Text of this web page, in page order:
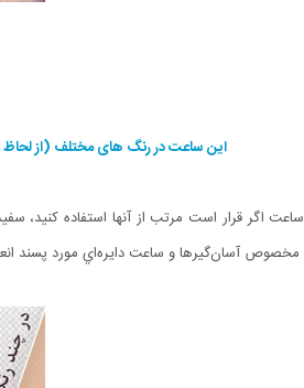
این ساعت در رنگ های مختلف (از
اگر قرار است مرتب از آنها استفاده
آسان‌گيرها و ساعت دايره‌اي مورد پسند